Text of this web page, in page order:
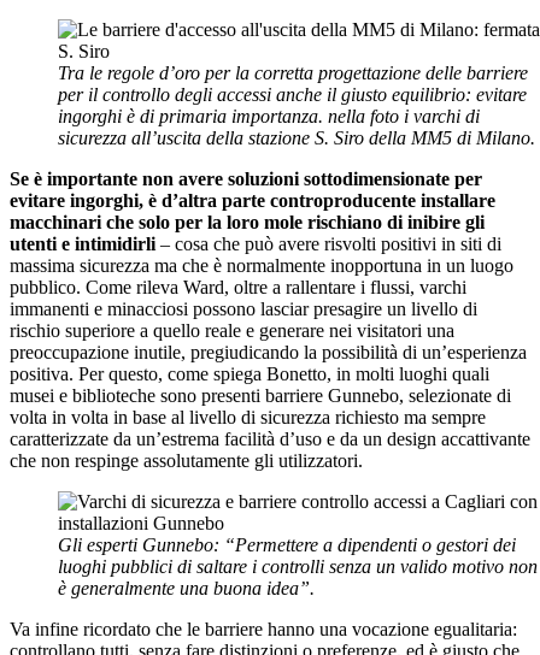
Tra le regole d’oro per la corretta progettazione delle barriere
per il controllo degli accessi anche il giusto equilibrio: evitare
ingorghi è di primaria importanza. nella foto i varchi di
sicurezza all’uscita della stazione S. Siro della MM5 di Milano.
Se è importante non avere soluzioni sottodimensionate per
evitare ingorghi, è d’altra parte controproducente installare
macchinari che solo per la loro mole rischiano di inibire gli
utenti e intimidirli – cosa che può avere risvolti positivi in siti di
massima sicurezza ma che è normalmente inopportuna in un luogo
pubblico. Come rileva Ward, oltre a rallentare i flussi, varchi
immanenti e minacciosi possono lasciar presagire un livello di
rischio superiore a quello reale e generare nei visitatori una
preoccupazione inutile, pregiudicando la possibilità di un’esperienza
positiva. Per questo, come spiega Bonetto, in molti luoghi quali
musei e biblioteche sono presenti barriere Gunnebo, selezionate di
volta in volta in base al livello di sicurezza richiesto ma sempre
caratterizzate da un’estrema facilità d’uso e da un design accattivante
che non respinge assolutamente gli utilizzatori.
Gli esperti Gunnebo: “Permettere a dipendenti o gestori dei
luoghi pubblici di saltare i controlli senza un valido motivo non
è generalmente una buona idea”.
Va infine ricordato che le barriere hanno una vocazione egualitaria:
controllano tutti, senza fare distinzioni o preferenze, ed è giusto che